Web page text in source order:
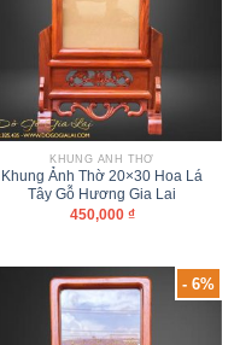
KHUNG ẢNH THỜ
Khung Ảnh Thờ 20×30 Hoa Lá
Tây Gỗ Hương Gia Lai
450,000 ₫
- 6%